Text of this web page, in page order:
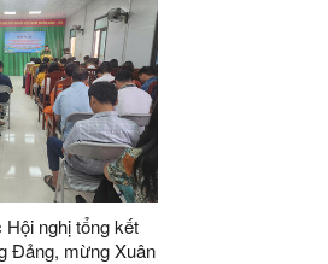
nghị tổng kết
Đảng, mừng Xuân